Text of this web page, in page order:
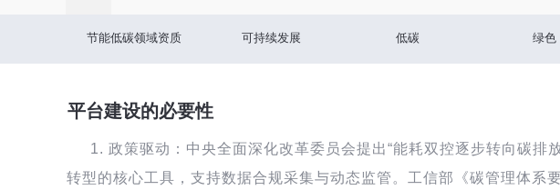
节能低碳领域资质 可持续发展 低碳 绿色
平台建设的必要性
1.政策驱动：中央全面深化改革委员会提出“能耗双控逐步转向碳
转型的核心工具，支持数据合规采集与动态监管。工信部《碳管理体